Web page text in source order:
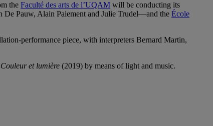
the Faculté des arts de l’UQAM will be conducting its
Pauw, Alain Paiement and Julie Trudel—and the École
performance piece, with interpreters Bernard Martin,
Couleur et lumière (2019) by means of light and music.